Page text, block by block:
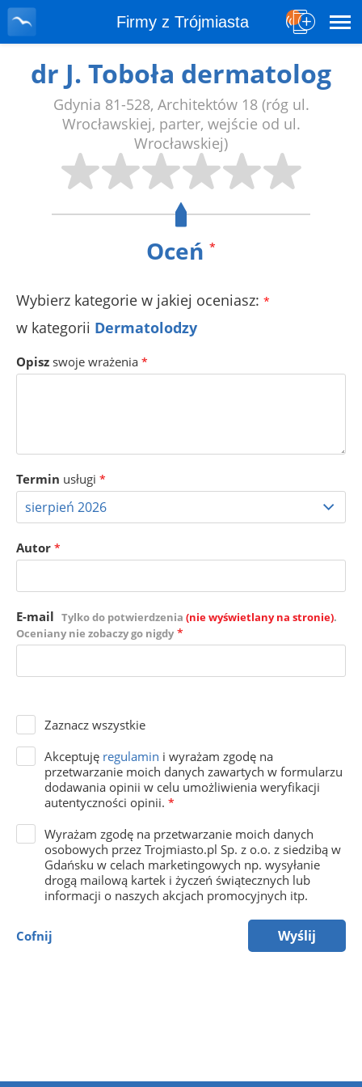
Firmy z Trójmiasta
dr J. Toboła dermatolog
Gdynia 81-528, Architektów 18 (róg ul.
Wrocławskiej, parter, wejście od ul.
Wrocławskiej)
Oceń *
Wybierz kategorie w jakiej oceniasz: *
w kategorii Dermatolodzy
Opisz swoje wrażenia *
Termin usługi *
Autor *
E-mail Tylko do potwierdzenia (nie wyświetlany na stronie).
Oceniany nie zobaczy go nigdy *
Zaznacz wszystkie
Akceptuję regulamin i wyrażam zgodę na
przetwarzanie moich danych zawartych w formularzu
dodawania opinii w celu umożliwienia weryfikacji
autentyczności opinii. *
Wyrażam zgodę na przetwarzanie moich danych
osobowych przez Trojmiasto.pl Sp. z o.o. z siedzibą w
Gdańsku w celach marketingowych np. wysyłanie
drogą mailową kartek i życzeń świątecznych lub
informacji o naszych akcjach promocyjnych itp.
Cofnij Wyślij